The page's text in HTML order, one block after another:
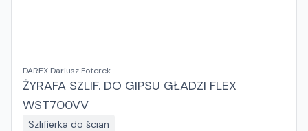
DAREX Dariusz Foterek
ŻYRAFA SZLIF. DO GIPSU GŁADZI FLEX
WST700VV
Szlifierka do ścian